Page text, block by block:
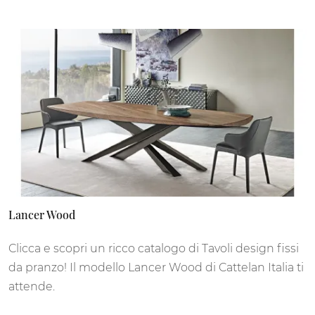
Lancer Wood
Clicca e scopri un ricco catalogo di Tavoli design fissi
da pranzo! Il modello Lancer Wood di Cattelan Italia ti
attende.